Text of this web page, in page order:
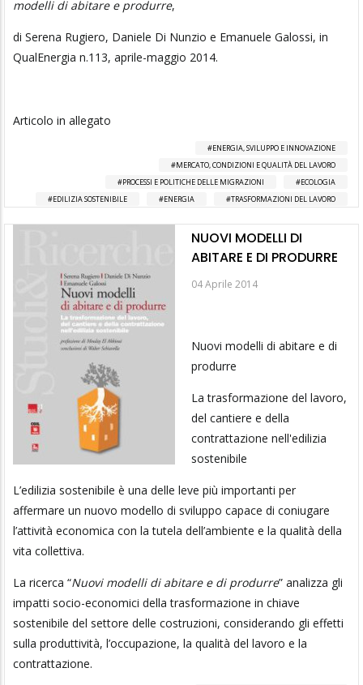
modelli di abitare e produrre,
di Serena Rugiero, Daniele Di Nunzio e Emanuele Galossi, in
QualEnergia n.113, aprile-maggio 2014.
Articolo in allegato
ENERGIA, SVILUPPO E INNOVAZIONE
MERCATO, CONDIZIONI E QUALITÀ DEL LAVORO
PROCESSI E POLITICHE DELLE MIGRAZIONI
ECOLOGIA
EDILIZIA SOSTENIBILE
ENERGIA TRASFORMAZIONI DEL LAVORO
NUOVI MODELLI DI
ABITARE E DI PRODURRE
04 Aprile 2014
Nuovi modelli di abitare e di
produrre
La trasformazione del lavoro,
del cantiere e della
contrattazione nell'edilizia
sostenibile
L’edilizia sostenibile è una delle leve più importanti per
affermare un nuovo modello di sviluppo capace di coniugare
l’attività economica con la tutela dell’ambiente e la qualità della
vita collettiva.
La ricerca “Nuovi modelli di abitare e di produrre” analizza gli
impatti socio-economici della trasformazione in chiave
sostenibile del settore delle costruzioni, considerando gli effetti
sulla produttività, l’occupazione, la qualità del lavoro e la
contrattazione.